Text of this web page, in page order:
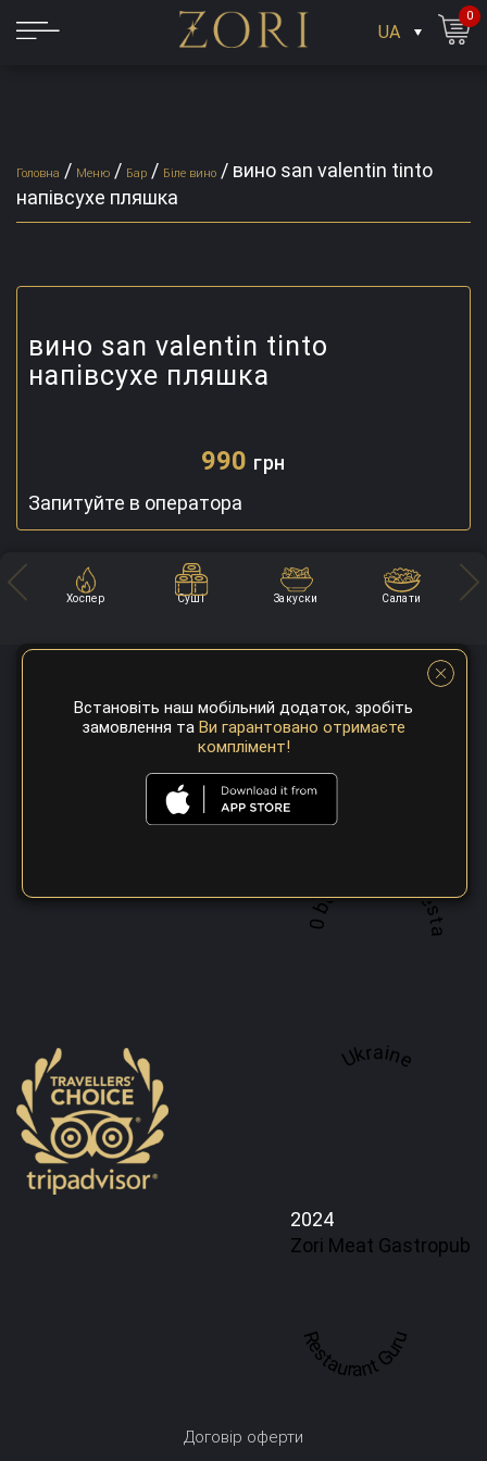
UA
0
Головна / Меню / Бар / Біле вино / вино san valentin tinto
напівсухе пляшка
вино san valentin tinto
напівсухе пляшка
990 грн
Запитуйте в оператора
Хоспер Суші Закуски Салати
A top 100 best steaks restaurant in
Ukraine
2024
Zori Meat Gastropub
Restaurant Guru
Договір оферти
Встановіть наш мобільний додаток, зробіть
замовлення та Ви гарантовано отримаєте
комплімент!